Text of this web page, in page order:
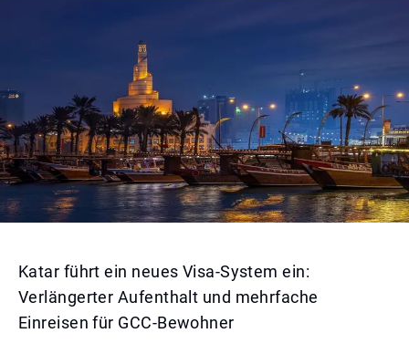
Katar führt ein neues Visa-System ein:
Verlängerter Aufenthalt und mehrfache
Einreisen für GCC-Bewohner